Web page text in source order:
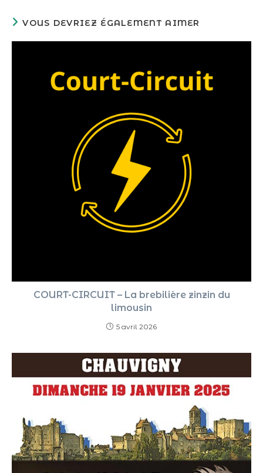
VOUS DEVRIEZ ÉGALEMENT AIMER
COURT-CIRCUIT – La brebilière zinzin du
limousin
5 avril 2026